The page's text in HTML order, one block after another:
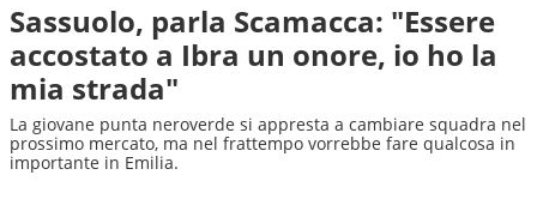
Sassuolo, parla Scamacca: "Essere
accostato a Ibra un onore, io ho la
mia strada"
La giovane punta neroverde si appresta a cambiare squadra nel
prossimo mercato, ma nel frattempo vorrebbe fare qualcosa in
importante in Emilia.